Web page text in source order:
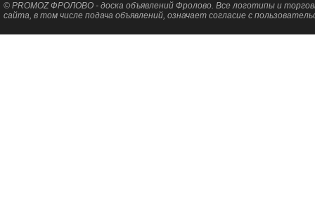
© PROMOZ ФРОЛОВО - доска объявлений Фролово. Все логотипы и
сайта, в том числе подача объявлений, означает согласие с